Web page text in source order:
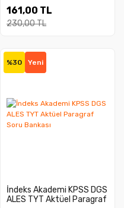
Soru Bankası
161,00 TL
230,00 TL
%30 Yeni
İndeks Akademi KPSS DGS
ALES TYT Aktüel Paragraf